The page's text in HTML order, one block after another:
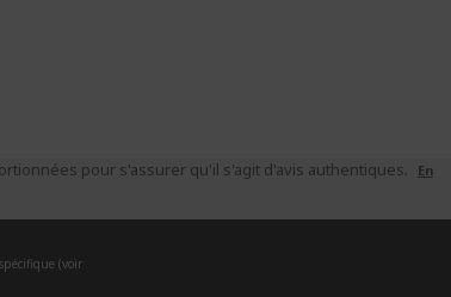
pour s'assurer qu'il s'agit d'avis authentiques.
En
(voir